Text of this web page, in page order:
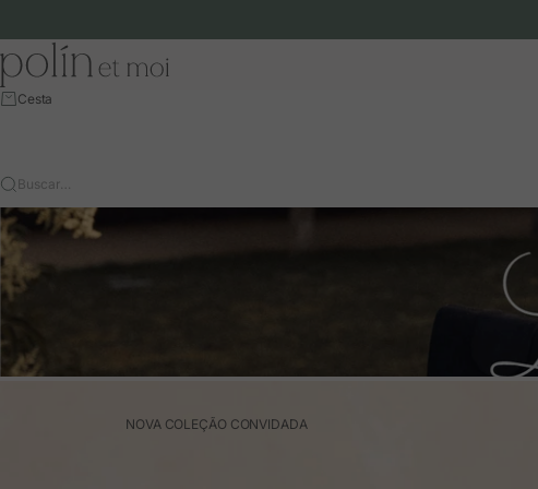
Polín et moi - EU
Cesta
Buscar…
NOVA COLEÇÃO CONVIDADA